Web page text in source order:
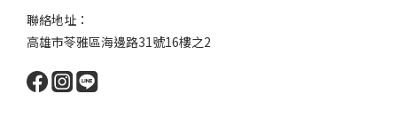
聯絡地址：
高雄市苓雅區海邊路31號16樓之2